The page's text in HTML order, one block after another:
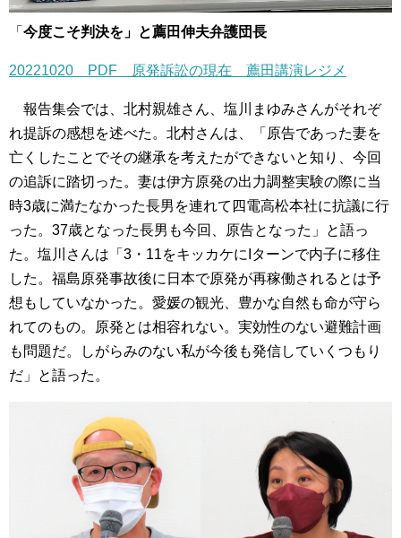
「 今度こそ判決を」と薦田伸夫弁護団長
20221020 PDF 原発訴訟の現在 薦田講演レジメ
報告集会では、北村親雄さん、塩川まゆみさんがそれぞ
れ提訴の感想を述べた。北村さんは、「原告であった妻を
亡くしたことでその継承を考えたができないと知り、今回
の追訴に踏切った。妻は伊方原発の出力調整実験の際に当
時3歳に満たなかった長男を連れて四電高松本社に抗議に行
った。37歳となった長男も今回、原告となった」と語っ
た。塩川さんは「3・11をキッカケにIターンで内子に移住
した。福島原発事故後に日本で原発が再稼働されるとは予
想もしていなかった。愛媛の観光、豊かな自然も命が守ら
れてのもの。原発とは相容れない。実効性のない避難計画
も問題だ。しがらみのない私が今後も発信していくつもり
だ」と語った。